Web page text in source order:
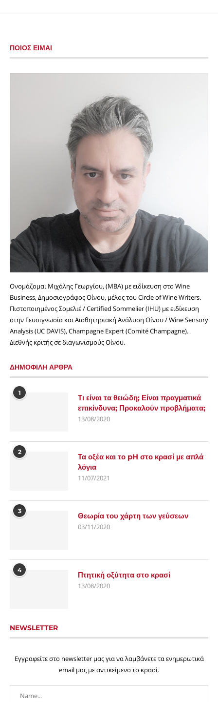
ΠΟΙΟΣ ΕΙΜΑΙ
Ονομάζομαι Μιχάλης Γεωργίου, (MBA) με ειδίκευση στο Wine
Business, Δημοσιογράφος Οίνου, μέλος του Circle of Wine Writers.
Πιστοποιημένος Σομελιέ / Certified Sommelier (IHU) με ειδίκευση
στην Γευσιγνωσία και Αισθητηριακή Ανάλυση Οίνου / Wine Sensory
Analysis (UC DAVIS), Champagne Expert (Comité Champagne).
Διεθνής κριτής σε διαγωνισμούς Οίνου.
ΔΗΜΟΦΙΛΗ ΑΡΘΡΑ
1
Τι είναι τα θειώδη; Είναι πραγματικά
επικίνδυνα; Προκαλούν προβλήματα;
13/08/2020
2
Τα οξέα και το pH στο κρασί με απλά
λόγια
11/07/2021
3 Θεωρία του χάρτη των γεύσεων
03/11/2020
4 Πτητική οξύτητα στο κρασί
13/08/2020
NEWSLETTER
Εγγραφείτε στο newsletter μας για να λαμβάνετε τα ενημερωτικά
email μας με αντικείμενο το κρασί.